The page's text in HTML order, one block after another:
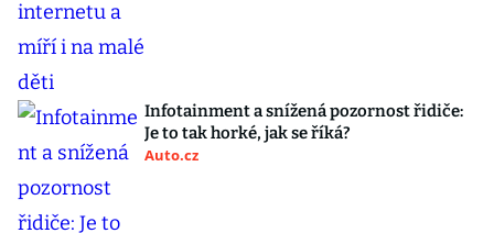
Infotainment a snížená pozornost řidiče:
Je to tak horké, jak se říká?
Auto.cz